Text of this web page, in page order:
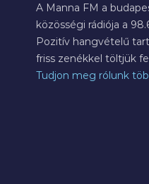
A Manna FM a
közösségi rádiója a
Pozitív hangvételű
friss zenékkel töltjük
Tudjon meg rólunk